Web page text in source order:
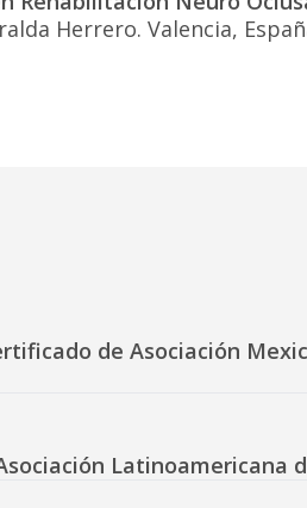
Herrero. Valencia,
de Asociación
Latinoamericana